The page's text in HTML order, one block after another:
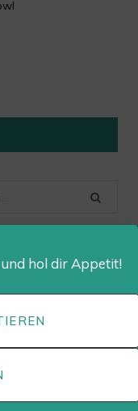
hol dir Appetit!
•DATENSCHUTZ•